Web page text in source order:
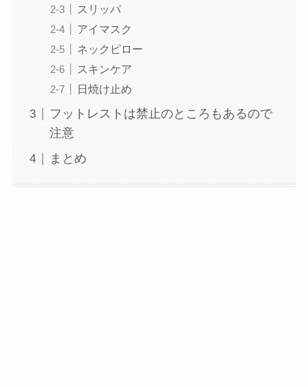
スリッパ
アイマスク
ネックピロー
スキンケア
日焼け止め
フットレストは禁止のところもあるので
注意
まとめ